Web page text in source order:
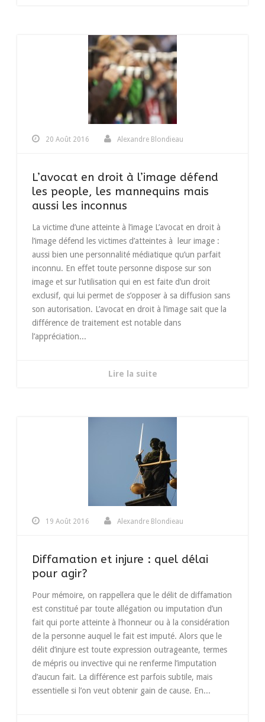
20 Août 2016 Alexandre Blondieau
L’avocat en droit à l’image défend
les people, les mannequins mais
aussi les inconnus
La victime d’une atteinte à l’image L’avocat en droit à
l’image défend les victimes d’atteintes à leur image :
aussi bien une personnalité médiatique qu’un parfait
inconnu. En effet toute personne dispose sur son
image et sur l’utilisation qui en est faite d’un droit
exclusif, qui lui permet de s’opposer à sa diffusion sans
son autorisation. L’avocat en droit à l’image sait que la
différence de traitement est notable dans
l’appréciation...
Lire la suite
19 Août 2016 Alexandre Blondieau
Diffamation et injure : quel délai
pour agir?
Pour mémoire, on rappellera que le délit de diffamation
est constitué par toute allégation ou imputation d’un
fait qui porte atteinte à l’honneur ou à la considération
de la personne auquel le fait est imputé. Alors que le
délit d’injure est toute expression outrageante, termes
de mépris ou invective qui ne renferme l’imputation
d’aucun fait. La différence est parfois subtile, mais
essentielle si l’on veut obtenir gain de cause. En...